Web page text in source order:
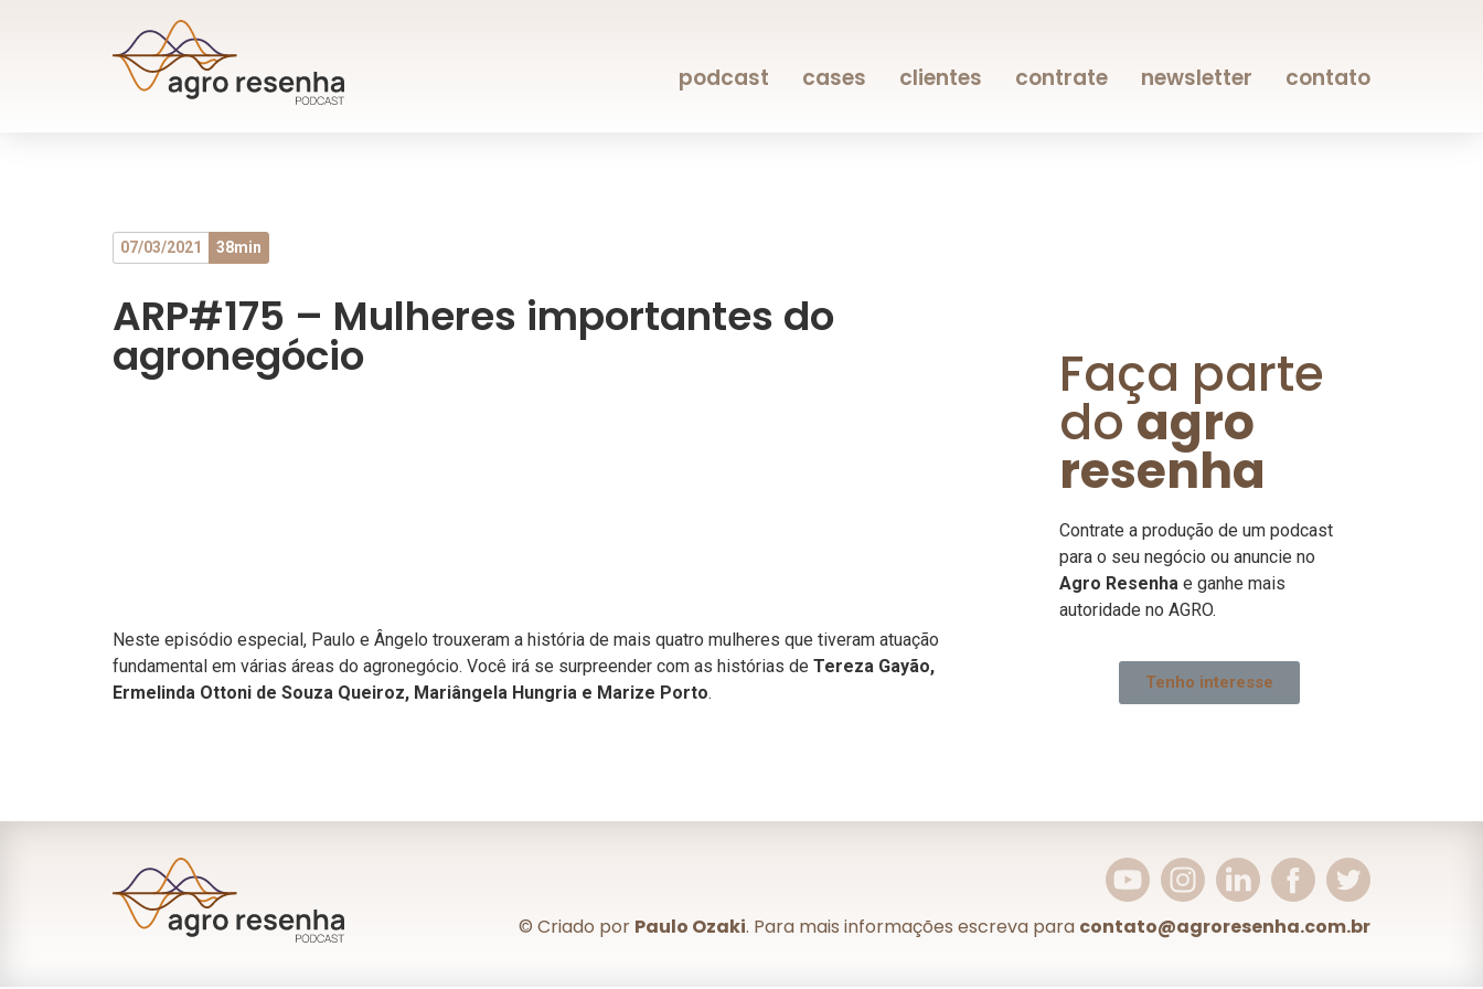
podcast cases clientes contrate newsletter contato
07/03/2021 38min
ARP#175 – Mulheres importantes do
agronegócio
Neste episódio especial, Paulo e Ângelo trouxeram a história de mais quatro mulheres que tiveram atuação
fundamental em várias áreas do agronegócio. Você irá se surpreender com as histórias de Tereza Gayão,
Ermelinda Ottoni de Souza Queiroz, Mariângela Hungria e Marize Porto.
Faça parte
doagro
resenha
Contrate a produção de um podcast
para o seu negócio ou anuncie no
Agro Resenha e ganhe mais
autoridade no AGRO.
Tenho interesse
© Criado por Paulo Ozaki. Para mais informações escreva para contato@agroresenha.com.br